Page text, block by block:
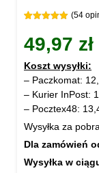
na
podstawie
klientów
(54
49,97 zł
Koszt wysyłki:
– Paczkomat:
– Kurier InPost:
– Pocztex48:
Wysyłka za
Dla zamówień
Wysyłka w